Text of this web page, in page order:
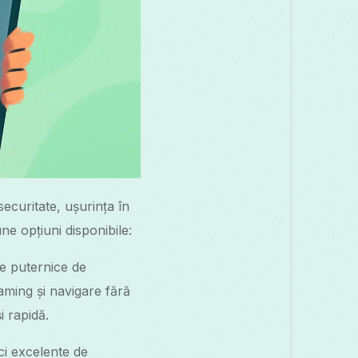
ușurința în
opțiuni disponibile:
puternice de
și navigare fără
rapidă.
excelente de